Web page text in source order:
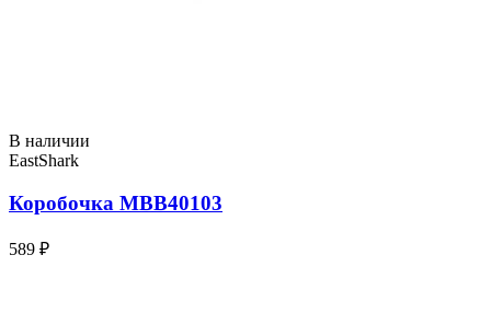
В наличии
EastShark
Коробочка MBB40103
589 ₽